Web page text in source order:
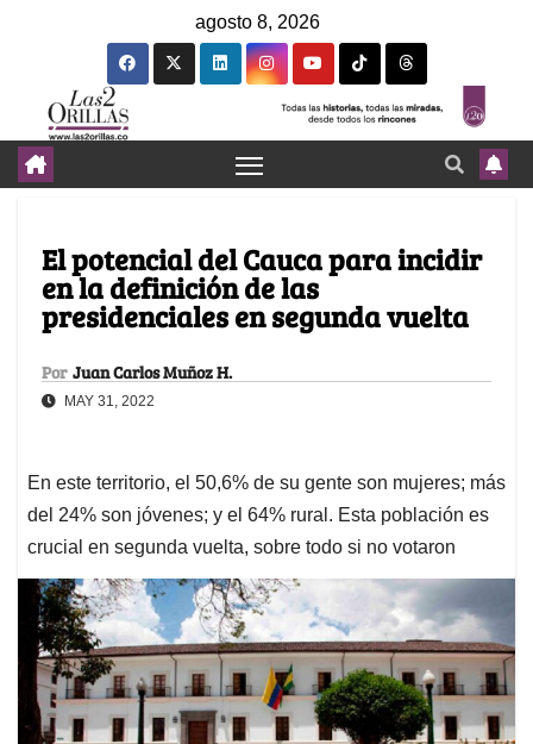
agosto 8, 2026
El potencial del Cauca para incidir
en la definición de las
presidenciales en segunda vuelta
Por Juan Carlos Muñoz H.
MAY 31, 2022
En este territorio, el 50,6% de su gente son mujeres; más
del 24% son jóvenes; y el 64% rural. Esta población es
crucial en segunda vuelta, sobre todo si no votaron